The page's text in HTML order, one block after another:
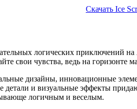
Скачать Ice
логических приключений
свои чувства, ведь на горизонте
дизайны, инновационные
детали и визуальные эффекты
логичным и веселым.